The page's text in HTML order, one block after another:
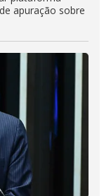
apuração sobre